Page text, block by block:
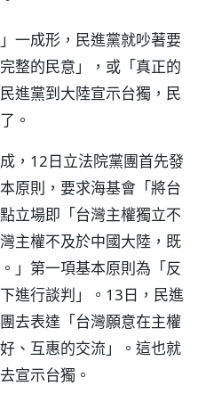
一成形，民進黨就吵著要
整的民意」，或「真正的
進黨到大陸宣示台獨，民
。
，12日立法院黨團首先發
原則，要求海基會「將台
立場即「台灣主權獨立不
主權不及於中國大陸，既
」第一項基本原則為「反
進行談判」。13日，民進
去表達「台灣願意在主權
、互惠的交流」。這也就
宣示台獨。